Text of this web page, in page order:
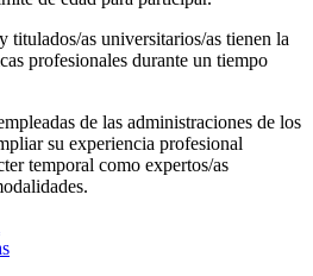
titulados/as universitarios/as tienen la
profesionales durante un tiempo
de las administraciones de los
su experiencia profesional
temporal como expertos/as